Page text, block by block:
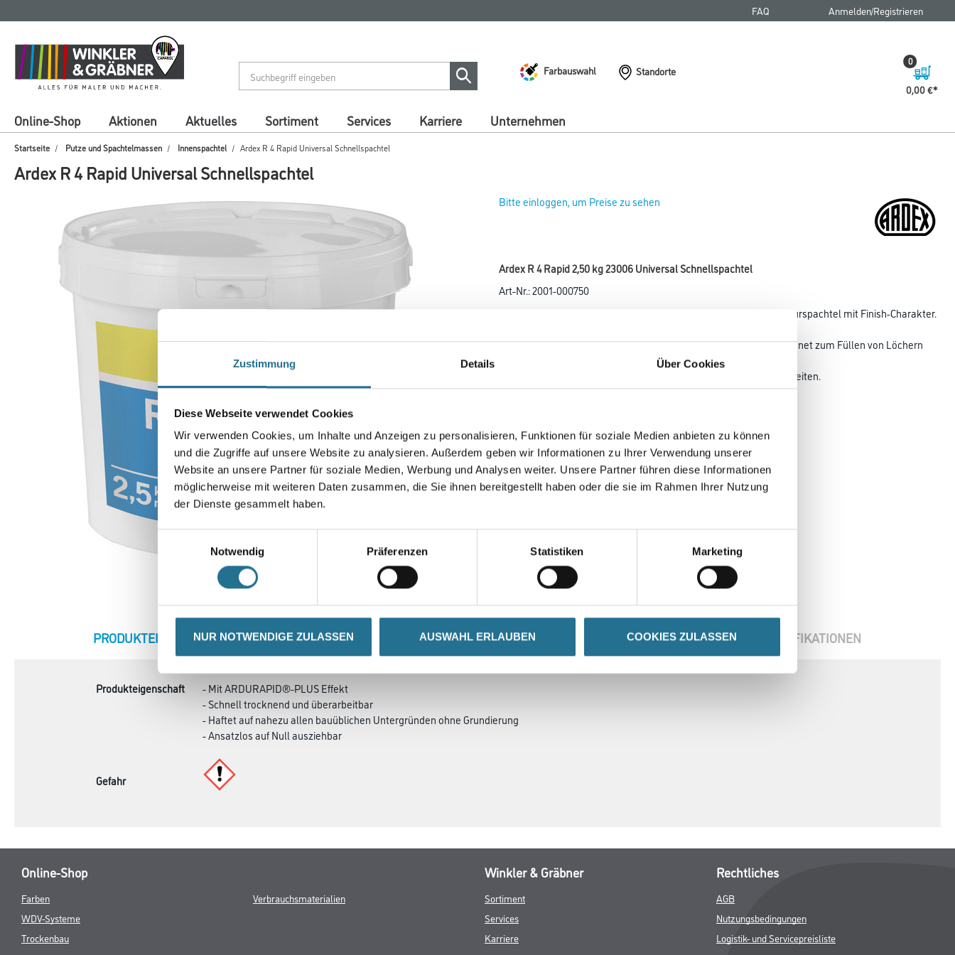
Zustimmung Details Über Cookies
Diese Webseite verwendet Cookies
Wir verwenden Cookies, um Inhalte und Anzeigen zu personalisieren, Funktionen für soziale Medien anbieten zu können
und die Zugriffe auf unsere Website zu analysieren. Außerdem geben wir Informationen zu Ihrer Verwendung unserer
Website an unsere Partner für soziale Medien, Werbung und Analysen weiter. Unsere Partner führen diese Informationen
möglicherweise mit weiteren Daten zusammen, die Sie ihnen bereitgestellt haben oder die sie im Rahmen Ihrer Nutzung
der Dienste gesammelt haben.
Notwendig
Präferenzen Statistiken Marketing
NUR NOTWENDIGE ZULASSEN AUSWAHL ERLAUBEN COOKIES ZULASSEN
springen
springen
FAQ Anmelden/Registrieren
Farbauswahl
Standorte
0,00 €
0
Online-Shop Aktionen Aktuelles Sortiment Services Karriere Unternehmen
Startseite Putze und Spachtelmassen Innenspachtel Ardex R 4 Rapid Universal Schnellspachtel
Ardex R 4 Rapid Universal Schnellspachtel
Bitte einloggen, um Preise zu sehen
Ardex R 4 Rapid 2,50 kg 23006 Universal Schnellspachtel
Art-Nr.:2001-000750
Für innen und außen, Wand-, Boden- und Deckenflächen. Reparaturspachtel mit Finish-Charakter.
bauüblichen Untergründen ohne Grundierung und ist optimal geeignet zum Füllen von Löchern
und Ausbrüchen sowie zum Ausgleichen
und Beispachteln von Höhenversätzen, Übergängen und Unebenheiten.
Umrechnungsfaktoren
CURRENT
PRODUKTEIGENSCHAFTEN ZUSATZINFOS GEFAHRENHINWEISE DATENBLÄTTER SPEZIFIKATIONEN
Produkteigenschaft
- Mit ARDURAPID®-PLUS Effekt
- Schnell trocknend und überarbeitbar
- Haftet auf nahezu allen bauüblichen Untergründen ohne Grundierung
- Ansatzlos auf Null ausziehbar
Gefahr
Online-Shop
Farben
WDV-Systeme
Trockenbau
Verbrauchsmaterialien
Winkler & Gräbner
Sortiment
Services
Karriere
Rechtliches
AGB
Nutzungsbedingungen
Logistik- und Servicepreisliste